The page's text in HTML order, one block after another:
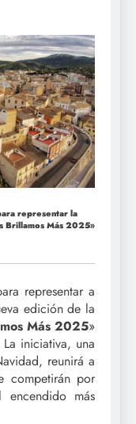
representar la
Brillamos Más 2025»
representar a
edición de la
Más 2025»
La iniciativa, una
reunirá a
competirán por
encendido más